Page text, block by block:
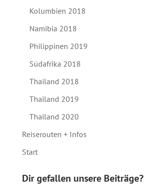
Kolumbien 2018
Namibia 2018
Philippinen 2019
Südafrika 2018
Thailand 2018
Thailand 2019
Thailand 2020
Reiserouten + Infos
Start
Dir gefallen unsere Beiträge?